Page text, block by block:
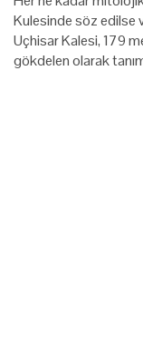
Kulesinde söz edilse
Uçhisar Kalesi, 179
gökdelen olarak